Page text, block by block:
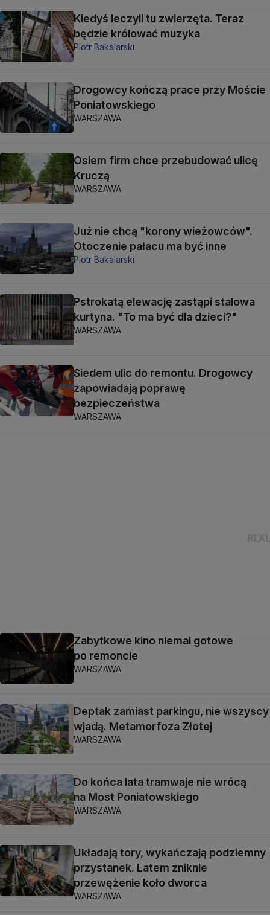
Kiedyś leczyli tu zwierzęta. Teraz
będzie królować muzyka
Piotr Bakalarski
Drogowcy kończą prace przy Moście
Poniatowskiego
WARSZAWA
Osiem firm chce przebudować ulicę
Kruczą
WARSZAWA
Już nie chcą "korony wieżowców".
Otoczenie pałacu ma być inne
Piotr Bakalarski
Pstrokatą elewację zastąpi stalowa
kurtyna. "To ma być dla dzieci?"
WARSZAWA
Siedem ulic do remontu. Drogowcy
zapowiadają poprawę
bezpieczeństwa
WARSZAWA
Zabytkowe kino niemal gotowe
po remoncie
WARSZAWA
Deptak zamiast parkingu, nie wszyscy
wjadą. Metamorfoza Złotej
WARSZAWA
Do końca lata tramwaje nie wrócą
na Most Poniatowskiego
WARSZAWA
Układają tory, wykańczają podziemny
przystanek. Latem zniknie
przewężenie koło dworca
WARSZAWA